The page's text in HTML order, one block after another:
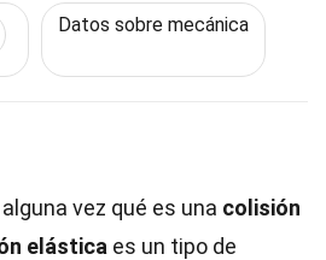
Datos sobre mecánica
vez qué es una colisión
elástica es un tipo de